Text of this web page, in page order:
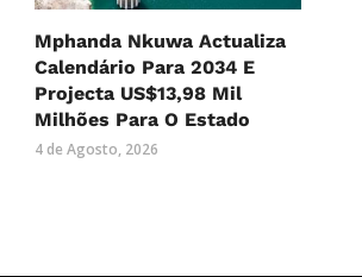
Mphanda Nkuwa Actualiza
Calendário Para 2034 E
Projecta US$13,98 Mil
Milhões Para O Estado
4 de Agosto, 2026